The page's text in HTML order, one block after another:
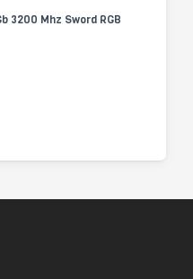
3200 Mhz Sword RGB